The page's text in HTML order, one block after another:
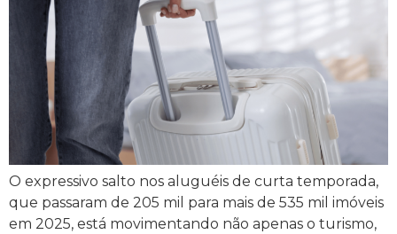
O expressivo salto nos aluguéis de curta temporada,
que passaram de 205 mil para mais de 535 mil imóveis
em 2025, está movimentando não apenas o turismo,